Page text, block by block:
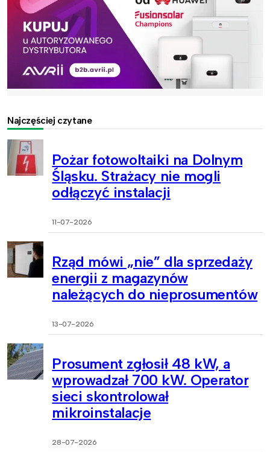
Najczęściej czytane
Pożar fotowoltaiki na Dolnym
Śląsku. Strażacy nie mogli
odłączyć instalacji
11-07-2026
Rząd mówi „nie” dla sprzedaży
energii z magazynów
należących do nieprosumentów
13-07-2026
Prosument zgłosił 48 kW, a
wprowadzał 700 kW. Operator
sieci skontrolował
mikroinstalacje
28-07-2026